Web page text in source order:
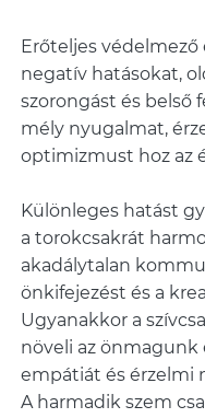
Erőteljes
negatív hatásokat,
szorongást és belső
mély nyugalmat,
optimizmust hoz az
Különleges hatást
a torokcsakrát
akadálytalan
önkifejezést és a
Ugyanakkor a
növeli az önmagunk
empátiát és érzelmi
A harmadik szem